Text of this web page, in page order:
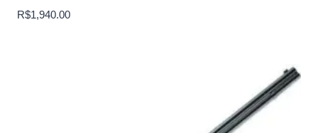
R$1,940.00